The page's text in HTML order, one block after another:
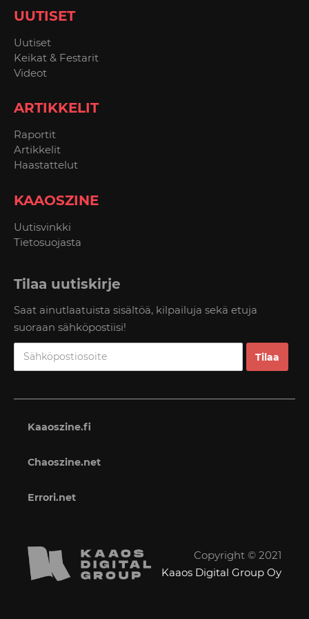
UUTISET
Uutiset
Keikat & Festarit
Videot
ARTIKKELIT
Raportit
Artikkelit
Haastattelut
KAAOSZINE
Uutisvinkki
Tietosuojasta
Tilaa uutiskirje
Saat ainutlaatuista sisältöä, kilpailuja sekä etuja
suoraan sähköpostiisi!
Kaaoszine.fi
Chaoszine.net
Errori.net
Copyright © 2021
Kaaos Digital Group Oy